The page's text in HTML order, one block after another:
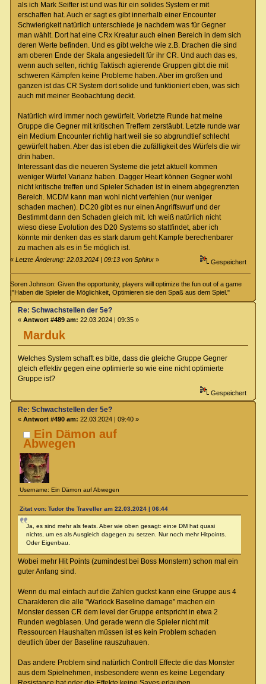
als ich Mark Seifter ist und was für ein solides System er mit
erschaffen hat. Auch er sagt es gibt innerhalb einer Encounter
Schwierigkeit natürlich unterschiede je nachdem was für Gegner
man wählt. Dort hat eine CRx Kreatur auch einen Bereich in dem sich
deren Werte befinden. Und es gibt welche wie z.B. Drachen die sind
am oberen Ende der Skala angesiedelt für ihr CR. Und auch das es,
wenn auch selten, richtig Taktisch agierende Gruppen gibt die mit
schweren Kämpfen keine Probleme haben. Aber im großen und
ganzen ist das CR System dort solide und funktioniert eben, was sich
auch mit meiner Beobachtung deckt.
Natürlich wird immer noch gewürfelt. Vorletzte Runde hat meine
Gruppe die Gegner mit kritischen Treffern zerstäubt. Letzte runde war
ein Medium Encounter richtig hart weil sie so abgrundtief schlecht
gewürfelt haben. Aber das ist eben die zufälligkeit des Würfels die wir
drin haben.
Interessant das die neueren Systeme die jetzt aktuell kommen
weniger Würfel Varianz haben. Dagger Heart können Gegner wohl
nicht kritische treffen und Spieler Schaden ist in einem abgegrenzten
Bereich. MCDM kann man wohl nicht verfehlen (nur weniger
schaden machen). DC20 gibt es nur einen Angriffswurf und der
Bestimmt dann den Schaden gleich mit. Ich weiß natürlich nicht
wieso diese Evolution des D20 Systems so stattfindet, aber ich
könnte mir denken das es stark darum geht Kampfe berechenbarer
zu machen als es in 5e möglich ist.
«Letzte Änderung: 22.03.2024 | 09:13 von Sphinx » Gespeichert
Soren Johnson: Given the opportunity, players will optimize the fun out of a game
|"Haben die Spieler die Möglichkeit, Optimieren sie den Spaß aus dem Spiel."
Marduk
Re: Schwachstellen der 5e?
« Antwort #489 am: 22.03.2024 | 09:35 »
Welches System schafft es bitte, dass die gleiche Gruppe Gegner
gleich effektiv gegen eine optimierte so wie eine nicht optimierte
Gruppe ist?
Gespeichert
Ein Dämon auf
Abwegen
Username: Ein Dämon auf Abwegen
Re: Schwachstellen der 5e?
« Antwort #490 am: 22.03.2024 | 09:40 »
Zitat von: Tudor the Traveller am 22.03.2024 | 06:44
Ja, es sind mehr als feats. Aber wie oben gesagt: ein:e DM hat quasi
nichts, um es als Ausgleich dagegen zu setzen. Nur noch mehr Hitpoints.
Oder Eigenbau.
Wobei mehr Hit Points (zumindest bei Boss Monstern) schon mal ein
guter Anfang sind.
Wenn du mal einfach auf die Zahlen guckst kann eine Gruppe aus 4
Charakteren die alle "Warlock Baseline damage" machen ein
Monster dessen CR dem level der Gruppe entspricht in etwa 2
Runden wegblasen. Und gerade wenn die Spieler nicht mit
Ressourcen Haushalten müssen ist es kein Problem schaden
deutlich über der Baseline rauszuhauen.
Das andere Problem sind natürlich Controll Effecte die das Monster
aus dem Spielnehmen, insbesondere wenn es keine Legendary